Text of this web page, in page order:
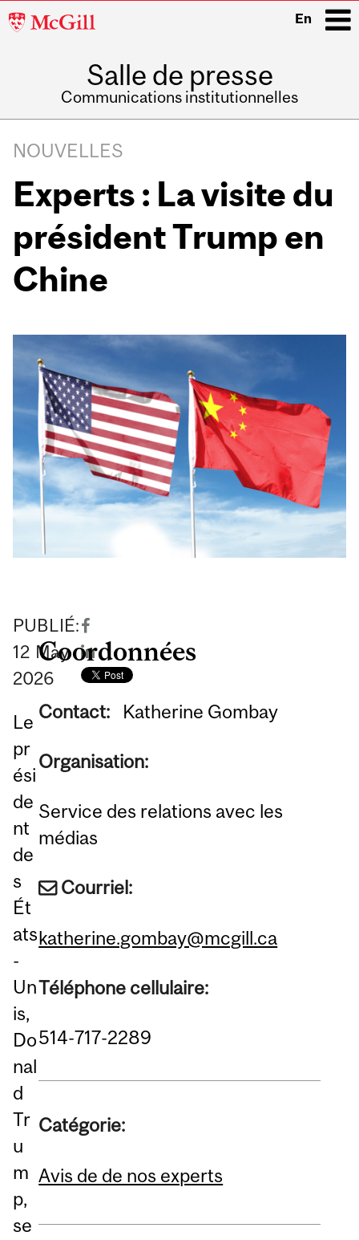
McGill
En
Salle de presse
Communications institutionnelles
navigation
NOUVELLES
Experts : La visite du
président Trump en
Chine
PUBLIÉ:
12 May
2026
Le
pr
ési
de
nt
de
s
Ét
ats
-
Un
is,
Do
nal
d
Tr
u
m
p,
se
Coordonnées
Contact: Katherine Gombay
Organisation:
Service des relations avec les
médias
Courriel:
katherine.gombay@mcgill.ca
Téléphone cellulaire:
514-717-2289
Catégorie:
Avis de de nos experts
Related
Content